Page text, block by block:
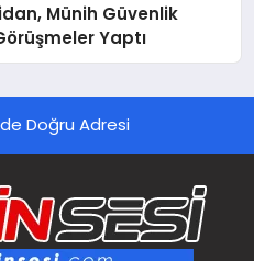
Münih Güvenlik
Yaptı
Doğru Adresi